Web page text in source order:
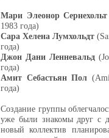
Мари Элеонор Сернехольт
1983 года)
Сара Хелена Лумхольдт
года)
Джон Дани Ленневальд
года)
Амит Себастьян Пол
года)
Создание группы
уже были знакомы друг с
новый коллектив